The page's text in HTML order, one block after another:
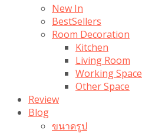
New In
BestSellers
Room Decoration
Kitchen
Living Room
Working Space
Other Space
Review
Blog
ขนาดรูป